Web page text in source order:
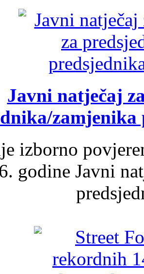
Javni natječaj
izborno
godine Javni